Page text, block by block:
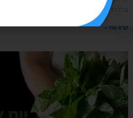
בכלכליסט- אז איך עשיתי את זה? קבלו הצצה
קרא עוד »